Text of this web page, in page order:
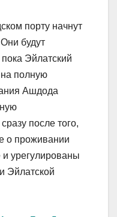
порту начнут
будут
Эйлатский
на полную
Ашдода
после того,
о проживании
урегулированы
Эйлатской